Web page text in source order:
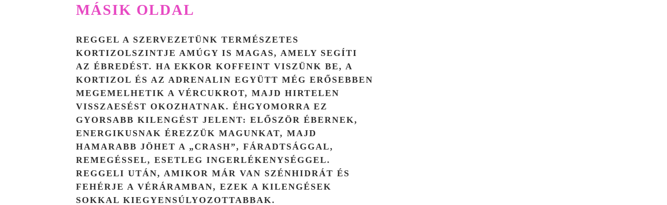
MÁSIK OLDAL
REGGEL A SZERVEZETÜNK TERMÉSZETES
KORTIZOLSZINTJE AMÚGY IS MAGAS, AMELY SEGÍTI
AZ ÉBREDÉST. HA EKKOR KOFFEINT VISZÜNK BE, A
KORTIZOL ÉS AZ ADRENALIN EGYÜTT MÉG ERŐSEBBEN
MEGEMELHETIK A VÉRCUKROT, MAJD HIRTELEN
VISSZAESÉST OKOZHATNAK. ÉHGYOMORRA EZ
GYORSABB KILENGÉST JELENT: ELŐSZÖR ÉBERNEK,
ENERGIKUSNAK ÉREZZÜK MAGUNKAT, MAJD
HAMARABB JÖHET A „CRASH”, FÁRADTSÁGGAL,
REMEGÉSSEL, ESETLEG INGERLÉKENYSÉGGEL.
REGGELI UTÁN, AMIKOR MÁR VAN SZÉNHIDRÁT ÉS
FEHÉRJE A VÉRÁRAMBAN, EZEK A KILENGÉSEK
SOKKAL KIEGYENSÚLYOZOTTABBAK.